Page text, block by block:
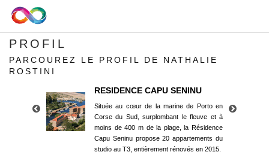
PROFIL
PARCOUREZ LE PROFIL DE NATHALIE
ROSTINI
RESIDENCE CAPU SENINU
Située au cœur de la marine de Porto en
Corse du Sud, surplombant le fleuve et à
moins de 400 m de la plage, la Résidence
Capu Seninu propose 20 appartements du
studio au T3, entièrement rénovés en 2015.